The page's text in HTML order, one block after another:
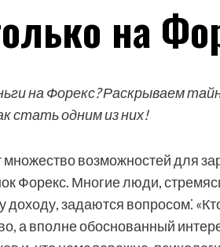
на
на Форекс? Раскрываем
стать одним из них!
возможностей для
Форекс. Многие люди,
задаются вопросом⁚
а вполне обоснованный